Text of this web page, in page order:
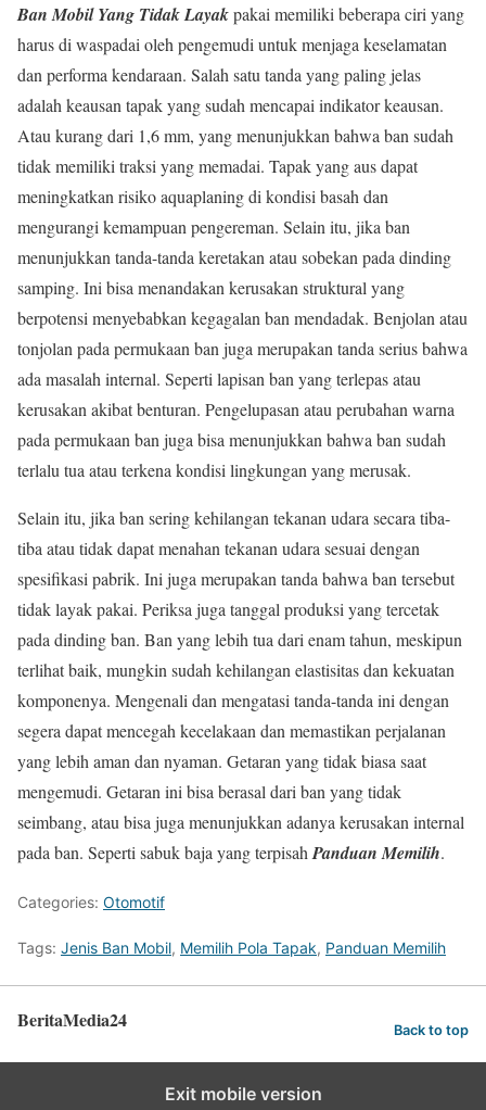
Ban Mobil Yang Tidak Layakpakai memiliki beberapa ciri yang
harus di waspadai oleh pengemudi untuk menjaga keselamatan
dan performa kendaraan. Salah satu tanda yang paling jelas
adalah keausan tapak yang sudah mencapai indikator keausan.
Atau kurang dari 1,6 mm, yang menunjukkan bahwa ban sudah
tidak memiliki traksi yang memadai. Tapak yang aus dapat
meningkatkan risiko aquaplaning di kondisi basah dan
mengurangi kemampuan pengereman. Selain itu, jika ban
menunjukkan tanda-tanda keretakan atau sobekan pada dinding
samping. Ini bisa menandakan kerusakan struktural yang
berpotensi menyebabkan kegagalan ban mendadak. Benjolan atau
tonjolan pada permukaan ban juga merupakan tanda serius bahwa
ada masalah internal. Seperti lapisan ban yang terlepas atau
kerusakan akibat benturan. Pengelupasan atau perubahan warna
pada permukaan ban juga bisa menunjukkan bahwa ban sudah
terlalu tua atau terkena kondisi lingkungan yang merusak.
Selain itu, jika ban sering kehilangan tekanan udara secara tiba-
tiba atau tidak dapat menahan tekanan udara sesuai dengan
spesifikasi pabrik. Ini juga merupakan tanda bahwa ban tersebut
tidak layak pakai. Periksa juga tanggal produksi yang tercetak
pada dinding ban. Ban yang lebih tua dari enam tahun, meskipun
terlihat baik, mungkin sudah kehilangan elastisitas dan kekuatan
komponenya. Mengenali dan mengatasi tanda-tanda ini dengan
segera dapat mencegah kecelakaan dan memastikan perjalanan
yang lebih aman dan nyaman. Getaran yang tidak biasa saat
mengemudi. Getaran ini bisa berasal dari ban yang tidak
seimbang, atau bisa juga menunjukkan adanya kerusakan internal
pada ban. Seperti sabuk baja yang terpisah Panduan Memilih.
Categories: Otomotif
Tags: Jenis Ban Mobil, Memilih Pola Tapak, Panduan Memilih
BeritaMedia24 Back to top
Exit mobile version